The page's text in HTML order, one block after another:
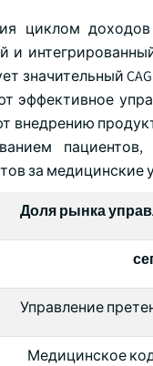
циклом
и
значительный
эффективное
внедрению
за
Доля рынка
Управление
Медицинское